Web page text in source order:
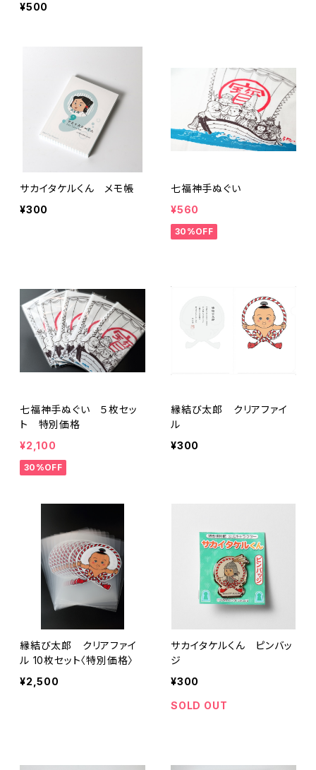
¥500
サカイタケルくん メモ帳
¥300
七福神手ぬぐい
¥560
30%OFF
七福神手ぬぐい ５枚セッ
ト 特別価格
¥2,100
30%OFF
縁結び太郎 クリアファイ
ル
¥300
縁結び太郎 クリアファイ
ル 10枚セット〈特別価格〉
¥2,500
サカイタケルくん ピンバッ
ジ
¥300
SOLD OUT